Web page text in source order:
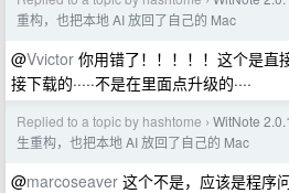
重构，也把本地 AI 放回了自己的 Mac
@Vvictor 你用错了！！！！！这个是直
接下载的·····不是在里面点升级的····
Replied to a topic by hashtome › WitNote
生重构，也把本地 AI 放回了自己的 Mac
@marcoseaver 这个不是，应该是程序